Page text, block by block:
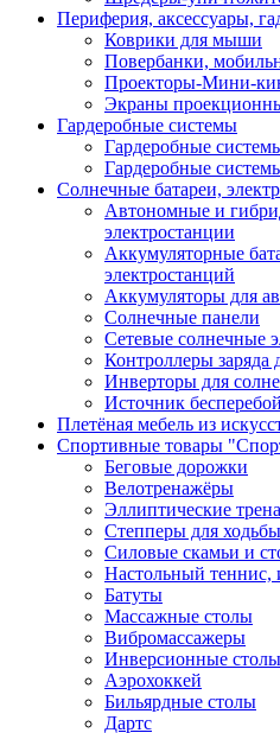
Периферия, аксессуары,
Коврики для мыши
Повербанки,
Проекторы-Мини-
Экраны
Гардеробные системы
Гардеробные
Гардеробные
Солнечные батареи,
Автономные и
электростанции
Аккумуляторные
электростанций
Аккумуляторы для
Солнечные панели
Сетевые солнечные
Контроллеры заряда
Инверторы для
Источник
Плетёная мебель из
Спортивные товары
Беговые дорожки
Велотренажёры
Эллиптические
Степперы для ходьбы
Силовые скамьи и
Настольный теннис,
Батуты
Массажные столы
Вибромассажеры
Инверсионные столы
Аэрохоккей
Бильярдные столы
Дартс